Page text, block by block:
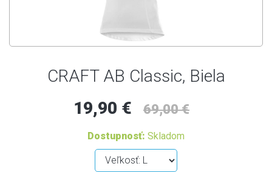
CRAFT AB Classic, Biela
19,90 €
69,00 €
Dostupnosť: Skladom